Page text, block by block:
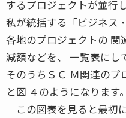
するプロジェクトが並行
私が統括する「ビジネス
各地のプロジェクトの 関
減額などを、 一覧表にし
そのうちＳＣ Ｍ関連のプ
と図 ４のようになります。
この図表を見ると最初